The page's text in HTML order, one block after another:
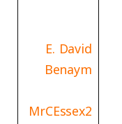
E. David
Benaym
MrCEssex2